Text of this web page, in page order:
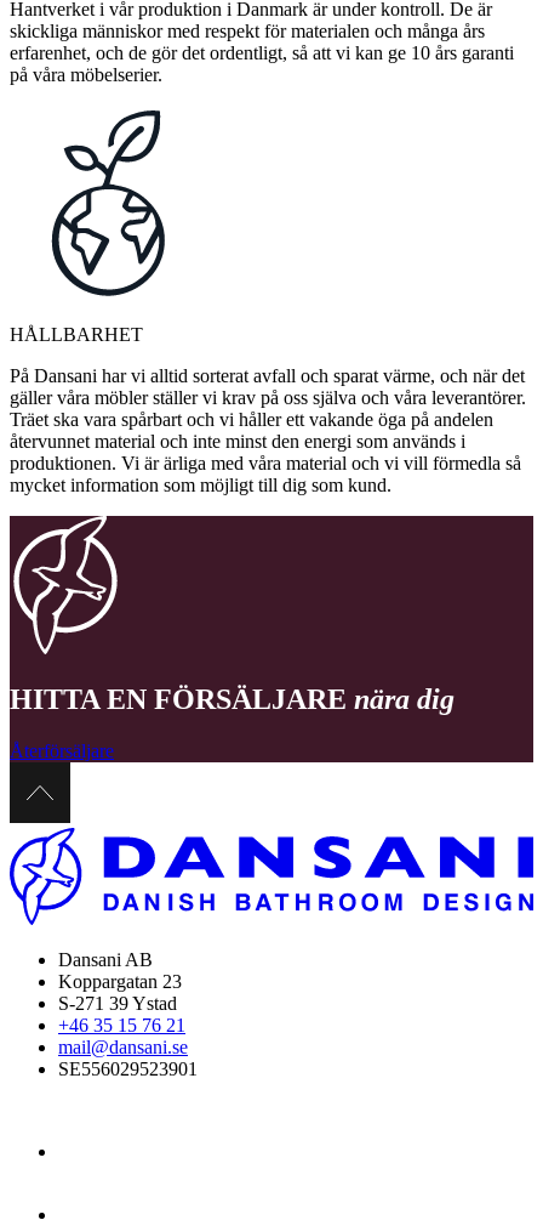
Hantverket i vår produktion i Danmark är under kontroll. De är
skickliga människor med respekt för materialen och många års
erfarenhet, och de gör det ordentligt, så att vi kan ge 10 års garanti
på våra möbelserier.
HÅLLBARHET
På Dansani har vi alltid sorterat avfall och sparat värme, och när det
gäller våra möbler ställer vi krav på oss själva och våra leverantörer.
Träet ska vara spårbart och vi håller ett vakande öga på andelen
återvunnet material och inte minst den energi som används i
produktionen. Vi är ärliga med våra material och vi vill förmedla så
mycket information som möjligt till dig som kund.
HITTA EN FÖRSÄLJARE nära dig
Återförsäljare
Dansani AB
Koppargatan 23
S-271 39 Ystad
+46 35 15 76 21
mail@dansani.se
SE556029523901